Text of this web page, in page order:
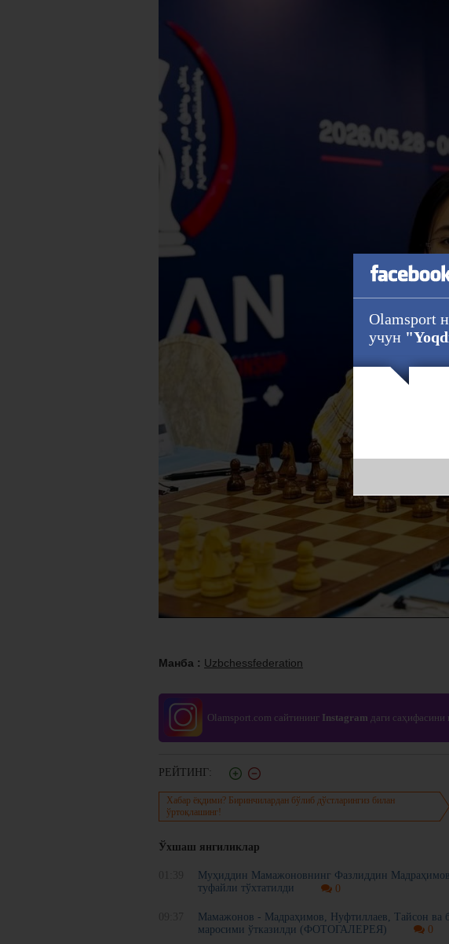
Манба : Uzbchessfederation
Olamsport.com сайтининг Instagram даги саҳифасини
РЕЙТИНГ:
Хабар ёқдими? Биринчилардан бўлиб дўстларингиз билан
ўртоқлашинг!
Ўхшаш янгиликлар
Муҳиддин Мамажоновнинг Фазлиддин
туфайли тўхтатилди
0
Мамажонов - Мадраҳимов, Нуфтиллаев, Тайсон ва
маросими ўтказилди (ФОТОГАЛЕРЕЯ)
0
Olamsport
учун